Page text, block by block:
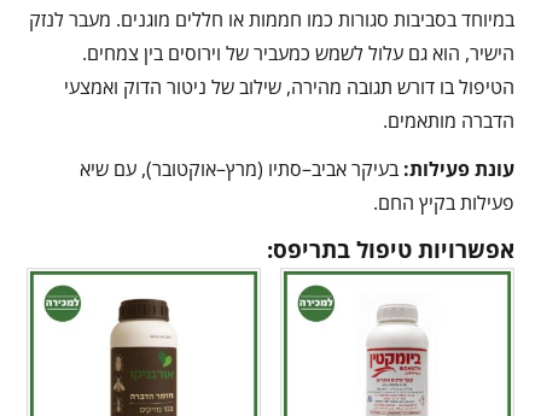
במיוחד בסביבות סגורות כמו חממות או חללים מוגנים. מעבר לנזק
הישיר, הוא גם עלול לשמש כמעביר של וירוסים בין צמחים.
הטיפול בו דורש תגובה מהירה, שילוב של ניטור הדוק ואמצעי
הדברה מותאמים.
עונת פעילות: בעיקר אביב–סתיו (מרץ–אוקטובר), עם שיא
פעילות בקיץ החם.
אפשרויות טיפול בתריפס: